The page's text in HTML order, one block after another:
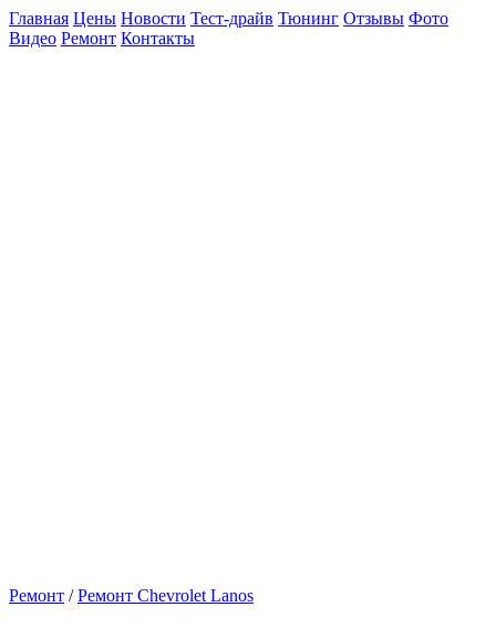
Главная Цены Новости Тест-драйв Тюнинг Отзывы Фото
Видео Ремонт Контакты
Ремонт /Ремонт Chevrolet Lanos